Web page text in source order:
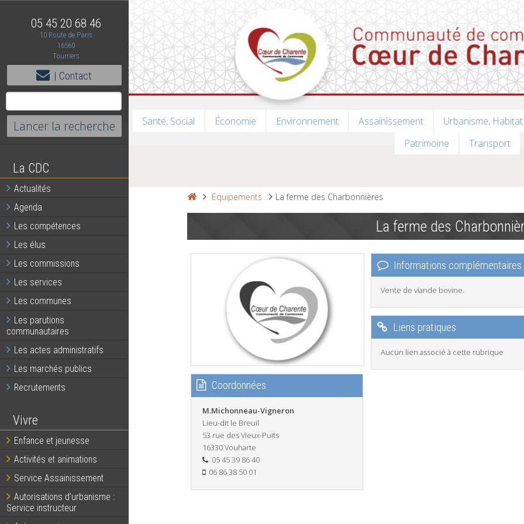
05 45 20 68 46
10 Route de Paris
16560
Tourriers
| Contact
La CDC
Actualités
Agenda
Les compétences
Les élus
Les commissions
Les services
Les communes
Les parutions
communautaires
Les actes administratifs
Les marchés publics
Recrutements
Vivre
Enfance et jeunesse
Activités et animations
Service Assainissement
Autorisations d’urbanisme :
Service instructeur
Santé, Social Économie Environnement Assainissement Urbanisme, Habitat
Patrimoine
Transport
Equipements La ferme des Charbonnières
La ferme des
Coordonnées
M.Michonneau-Vigneron
Lieu-dit le Breuil
53 rue des Vieux-Puits
16330 Vouharte
05 45 39 86 40
06 86 38 50 01
Informations complémentaires
Vente de viande bovine.
Liens pratiques
Aucun lien associé à cette rubrique